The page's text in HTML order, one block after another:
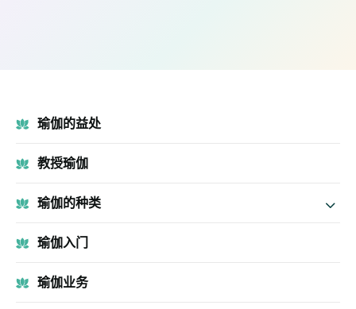
瑜伽的益处
教授瑜伽
瑜伽的种类
瑜伽入门
瑜伽业务